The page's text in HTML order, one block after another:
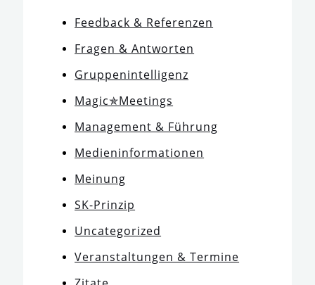
Feedback & Referenzen
Fragen & Antworten
Gruppenintelligenz
Magic✯Meetings
Management & Führung
Medieninformationen
Meinung
SK-Prinzip
Uncategorized
Veranstaltungen & Termine